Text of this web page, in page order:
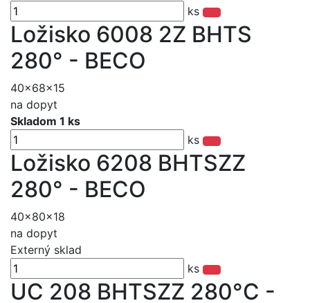
ks
Ložisko 6008 2Z BHTS
280° - BECO
40x68x15
na dopyt
Skladom 1 ks
ks
Ložisko 6208 BHTSZZ
280° - BECO
40x80x18
na dopyt
Externý sklad
ks
UC 208 BHTSZZ 280°C -